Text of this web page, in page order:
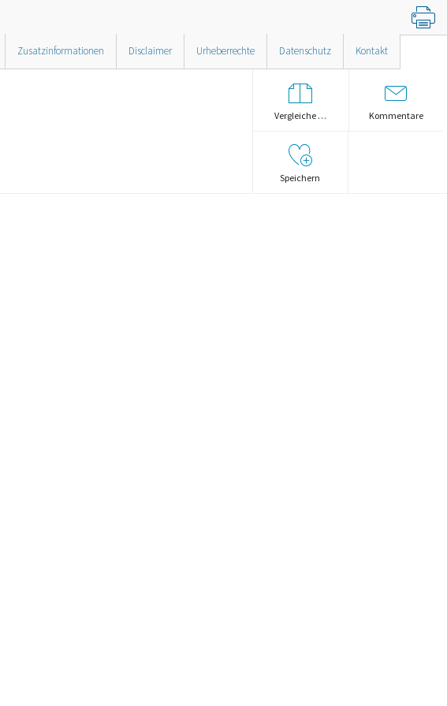
Zusatzinformationen Disclaimer Urheberrechte Datenschutz Kontakt
Vergleiche … Kommentare
Speichern